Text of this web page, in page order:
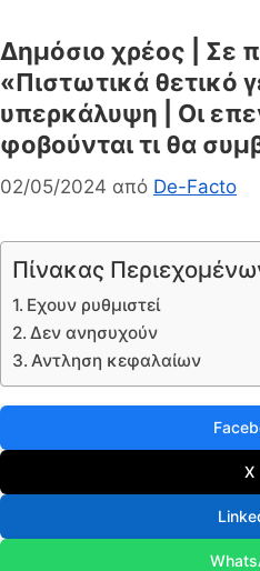
Δημόσιο χρέος | Σε
«Πιστωτικά θετικό
υπερκάλυψη | Οι
φοβούνται τι θα
02/05/2024 από De-Facto
Πίνακας
Εχουν ρυθμιστεί
Δεν ανησυχούν
Αντληση κεφαλαίων
X